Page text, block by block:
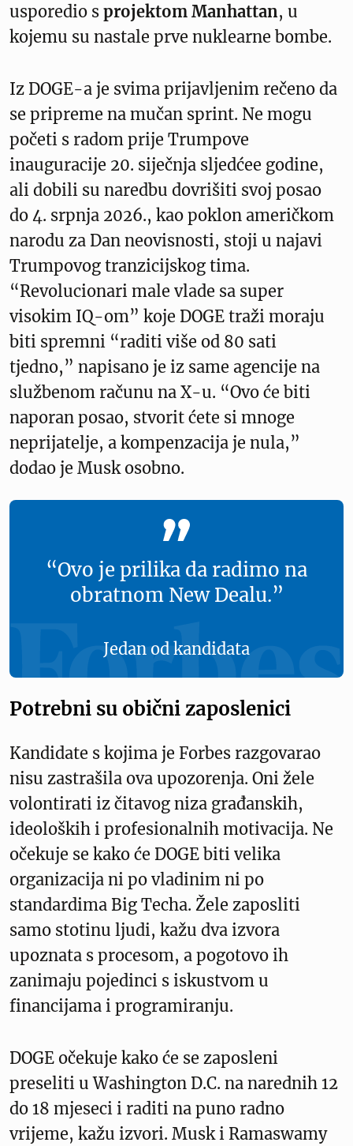
usporedio s projektom Manhattan, u
kojemu su nastale prve nuklearne bombe.
Iz DOGE-a je svima prijavljenim rečeno da
se pripreme na mučan sprint. Ne mogu
početi s radom prije Trumpove
inauguracije 20. siječnja sljedćee godine,
ali dobili su naredbu dovrišiti svoj posao
do 4. srpnja 2026., kao poklon američkom
narodu za Dan neovisnosti, stoji u najavi
Trumpovog tranzicijskog tima.
“Revolucionari male vlade sa super
visokim IQ-om” koje DOGE traži moraju
biti spremni “raditi više od 80 sati
tjedno,” napisano je iz same agencije na
službenom računu na X-u. “Ovo će biti
naporan posao, stvorit ćete si mnoge
neprijatelje, a kompenzacija je nula,”
dodao je Musk osobno.
“Ovo je prilika da radimo na
obratnom New Dealu.”
Jedan od kandidata
Potrebni su obični zaposlenici
Kandidate s kojima je Forbes razgovarao
nisu zastrašila ova upozorenja. Oni žele
volontirati iz čitavog niza građanskih,
ideoloških i profesionalnih motivacija. Ne
očekuje se kako će DOGE biti velika
organizacija ni po vladinim ni po
standardima Big Techa. Žele zaposliti
samo stotinu ljudi, kažu dva izvora
upoznata s procesom, a pogotovo ih
zanimaju pojedinci s iskustvom u
financijama i programiranju.
DOGE očekuje kako će se zaposleni
preseliti u Washington D.C. na narednih 12
do 18 mjeseci i raditi na puno radno
vrijeme, kažu izvori. Musk i Ramaswamy